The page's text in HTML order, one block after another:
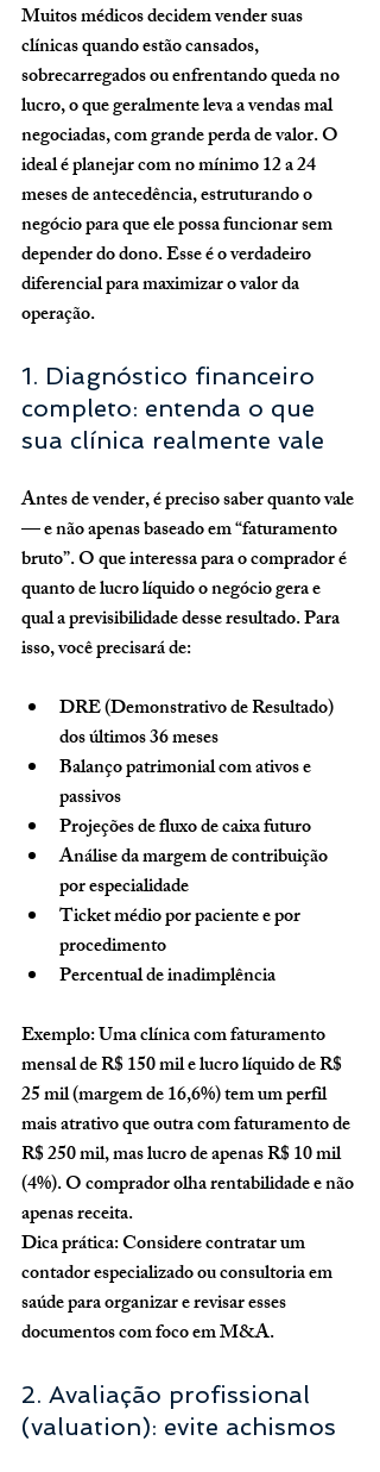
Muitos médicos decidem vender suas
clínicas quando estão cansados,
sobrecarregados ou enfrentando queda no
lucro, o que geralmente leva a vendas mal
negociadas, com grande perda de valor. O
ideal é planejar com no mínimo 12 a 24
meses de antecedência, estruturando o
negócio para que ele possa funcionar sem
depender do dono. Esse é o verdadeiro
diferencial para maximizar o valor da
operação.
1. Diagnóstico financeiro
completo: entenda o que
sua clínica realmente vale
Antes de vender, é preciso saber quanto vale
— e não apenas baseado em “faturamento
bruto”. O que interessa para o comprador é
quanto de lucro líquido o negócio gera e
qual a previsibilidade desse resultado. Para
isso, você precisará de:
DRE (Demonstrativo de Resultado)
dos últimos 36 meses
Balanço patrimonial com ativos e
passivos
Projeções de fluxo de caixa futuro
Análise da margem de contribuição
por especialidade
Ticket médio por paciente e por
procedimento
Percentual de inadimplência
Exemplo: Uma clínica com faturamento
mensal de R$ 150 mil e lucro líquido de R$
25 mil (margem de 16,6%) tem um perfil
mais atrativo que outra com faturamento de
R$ 250 mil, mas lucro de apenas R$ 10 mil
(4%). O comprador olha rentabilidade e não
apenas receita.
Dica prática: Considere contratar um
contador especializado ou consultoria em
saúde para organizar e revisar esses
documentos com foco em M&A.
2. Avaliação profissional
(valuation): evite achismos